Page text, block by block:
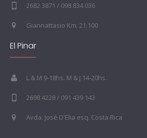
2682 3871 / 098 834 036
Giannattasio Km. 21.100
El Pinar
L & M 9-18hs. M & J 14-20hs.
2698 4228 / 091 439 143
Avda. José D'Elia esq. Costa Rica